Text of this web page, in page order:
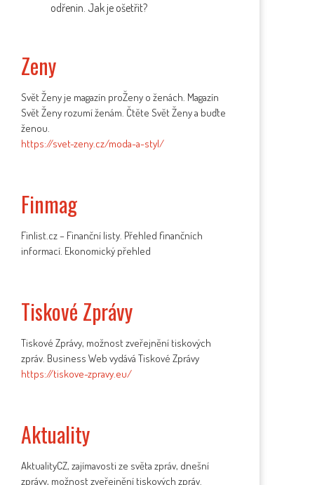
odřenin. Jak je ošetřit?
Zeny
Svět Ženy je magazín proŽeny o ženách. Magazín
Svět Ženy rozumí ženám. Čtěte Svět Ženy a buďte
ženou.
https://svet-zeny.cz/moda-a-styl/
Finmag
Finlist.cz – Finanční listy. Přehled finančních
informací. Ekonomický přehled
Tiskové Zprávy
Tiskové Zprávy, možnost zveřejnění tiskových
zpráv. Business Web vydává Tiskové Zprávy
https://tiskove-zpravy.eu/
Aktuality
AktualityCZ, zajímavosti ze světa zpráv, dnešní
zprávy, možnost zveřejnění tiskových zpráv.